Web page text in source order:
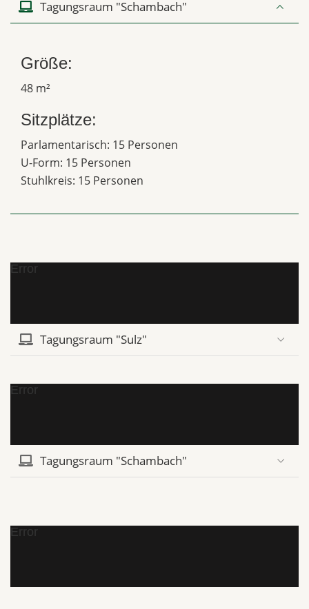
Tagungsraum "Schambach"
Größe:
48 m²
Sitzplätze:
Parlamentarisch: 15 Personen
U-Form: 15 Personen
Stuhlkreis: 15 Personen
Error
Tagungsraum "Sulz"
Error
Tagungsraum "Schambach"
Error